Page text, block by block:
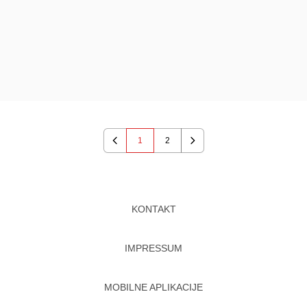
Previous
1 2
Next
KONTAKT
IMPRESSUM
MOBILNE APLIKACIJE